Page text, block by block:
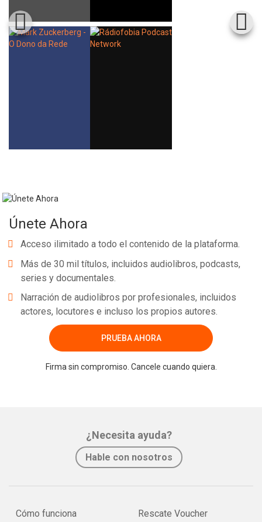
Únete Ahora
Acceso ilimitado a todo el contenido de la plataforma.
Más de 30 mil títulos, incluidos audiolibros, podcasts,
series y documentales.
Narración de audiolibros por profesionales, incluidos
actores, locutores e incluso los propios autores.
PRUEBA AHORA
Firma sin compromiso. Cancele cuando quiera.
¿Necesita ayuda?
Hable con nosotros
Cómo funciona Rescate Voucher